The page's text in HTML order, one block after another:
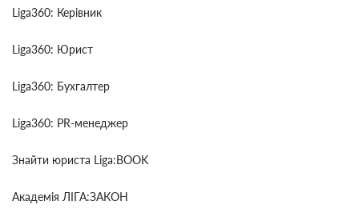
Liga360: Керівник
Liga360: Юрист
Liga360: Бухгалтер
Liga360: PR-менеджер
Знайти юриста Liga:BOOK
Академія ЛІГА:ЗАКОН